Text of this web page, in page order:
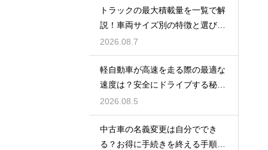
トラックの最大積載量を一覧で解
説！車両サイズ別の特徴と選び
方！
2026.08.7
軽自動車が高速を走る際の最適な
速度は？安全にドライブする秘
訣！
2026.08.5
中古車の名義変更は自分ででき
る？お得に手続きを終える手順を